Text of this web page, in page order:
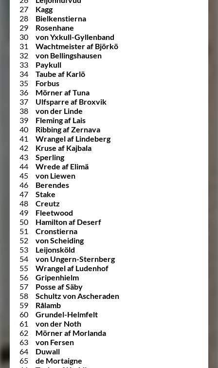
27
Kagg
28
Bielkenstierna
29
Rosenhane
30
von Yxkull-Gyllenband
31
Wachtmeister af Björkö
32
von Bellingshausen
33
Paykull
34
Taube af Karlö
35
Forbus
36
Mörner af Tuna
37
Ulfsparre af Broxvik
38
von der Linde
39
Fleming af Lais
40
Ribbing af Zernava
41
Wrangel af Lindeberg
42
Kruse af Kajbala
43
Sperling
44
Wrede af Elimä
45
von Liewen
46
Berendes
47
Stake
48
Creutz
49
Fleetwood
50
Hamilton af Deserf
51
Cronstierna
52
von Scheiding
53
Leijonsköld
54
von Ungern-Sternberg
55
Wrangel af Ludenhof
56
Gripenhielm
57
Posse af Säby
58
Schultz von Ascheraden
59
Rålamb
60
Grundel-Helmfelt
61
von der Noth
62
Mörner af Morlanda
63
von Fersen
64
Duwall
65
de Mortaigne